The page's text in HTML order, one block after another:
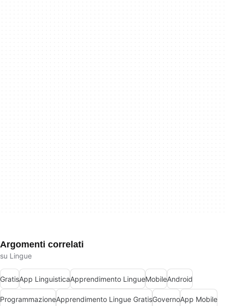
Argomenti correlati
su Lingue
GratisApp LinguisticaApprendimento LingueMobileAndroid
ProgrammazioneApprendimento Lingue GratisGovernoApp Mobile